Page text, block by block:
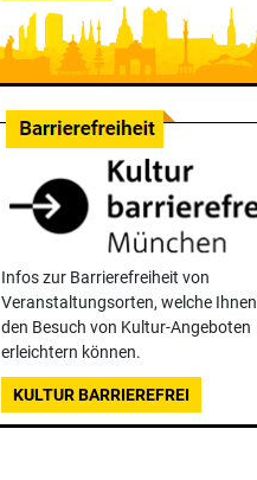
Infos zur Barrierefreiheit von
Veranstaltungsorten, welche Ihnen
den Besuch von Kultur-Angeboten
erleichtern können.
KULTUR BARRIEREFREI